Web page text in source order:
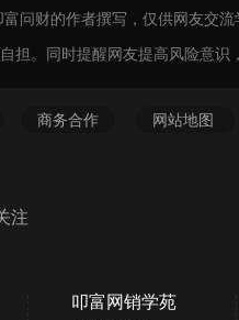
部
都)7号楼底商中国银河
朗园C座一层
部
区天通中苑二区45号
问财的作者撰写，仅供网友交
担。同时提醒网友提高风险意
商务合作 网站地图
注
叩富网销学苑